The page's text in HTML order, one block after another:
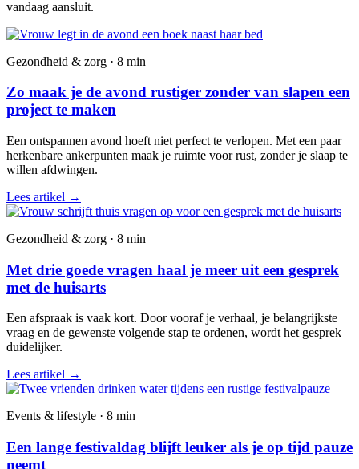
vandaag aansluit.
Gezondheid & zorg · 8 min
Zo maak je de avond rustiger zonder van slapen een
project te maken
Een ontspannen avond hoeft niet perfect te verlopen. Met een paar
herkenbare ankerpunten maak je ruimte voor rust, zonder je slaap te
willen afdwingen.
Lees artikel →
Gezondheid & zorg · 8 min
Met drie goede vragen haal je meer uit een gesprek
met de huisarts
Een afspraak is vaak kort. Door vooraf je verhaal, je belangrijkste
vraag en de gewenste volgende stap te ordenen, wordt het gesprek
duidelijker.
Lees artikel →
Events & lifestyle · 8 min
Een lange festivaldag blijft leuker als je op tijd pauze
neemt